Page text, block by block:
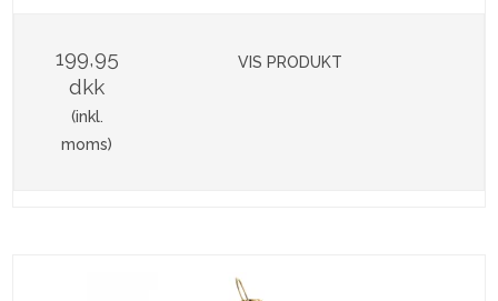
199,95
dkk
(inkl.
moms)
VIS PRODUKT